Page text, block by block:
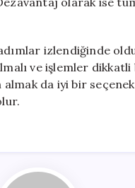
izlendiğinde
ve işlemler
da iyi bir